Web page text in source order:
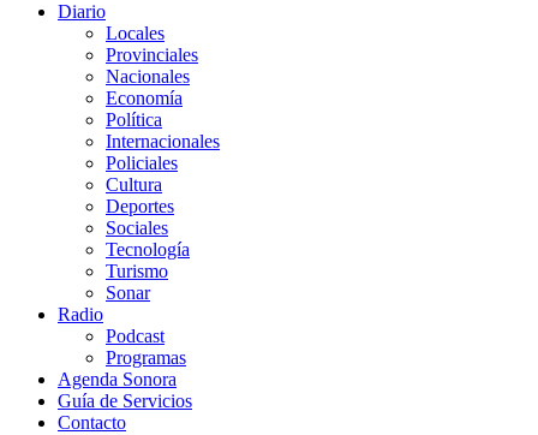
Diario
Locales
Provinciales
Nacionales
Economía
Política
Internacionales
Policiales
Cultura
Deportes
Sociales
Tecnología
Turismo
Sonar
Radio
Podcast
Programas
Agenda Sonora
Guía de Servicios
Contacto